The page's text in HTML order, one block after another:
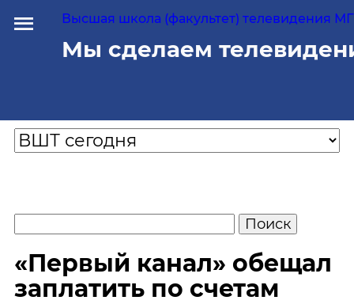
Высшая школа (факультет) телевидения
Мы сделаем
«Первый канал» обещал
заплатить по счетам